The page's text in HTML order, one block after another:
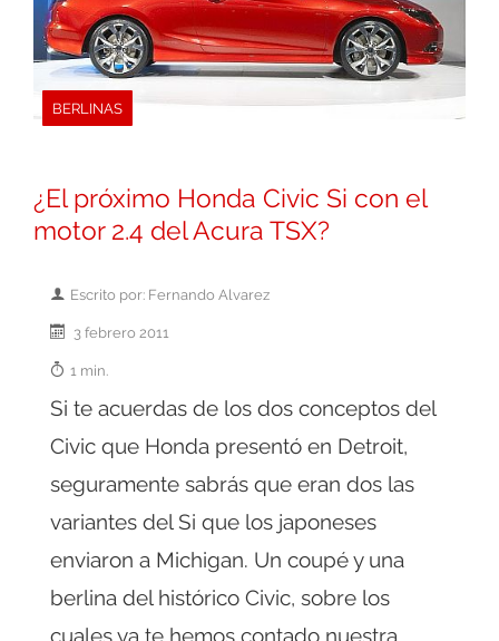
BERLINAS
¿El próximo Honda Civic Si con el
motor 2.4 del Acura TSX?
Escrito por: Fernando Alvarez
3 febrero 2011
1 min.
Si te acuerdas de los dos conceptos del
Civic que Honda presentó en Detroit,
seguramente sabrás que eran dos las
variantes del Si que los japoneses
enviaron a Michigan. Un coupé y una
berlina del histórico Civic, sobre los
cuales ya te hemos contado nuestra